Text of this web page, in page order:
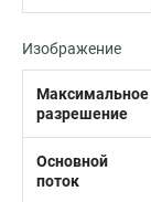
Изображение
Максимальное
разрешение
Основной
поток